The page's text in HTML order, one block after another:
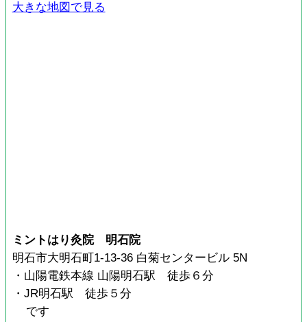
大きな地図で見る
ミントはり灸院 明石院
明石市大明石町1-13-36 白菊センタービル 5N
・山陽電鉄本線 山陽明石駅 徒歩６分
・JR明石駅 徒歩５分
です